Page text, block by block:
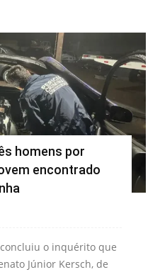
homens por
encontrado
o inquérito que
Júnior Kersch, de